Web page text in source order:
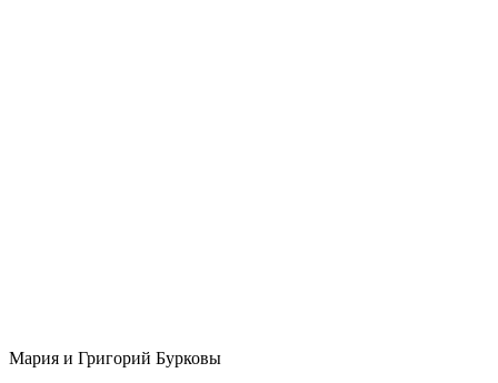
Мария и Григорий Бурковы